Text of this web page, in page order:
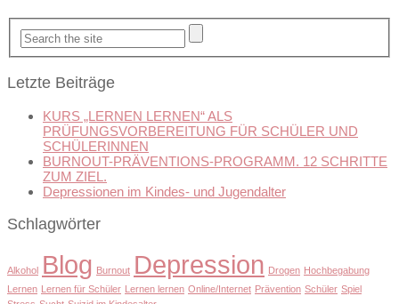
Letzte Beiträge
KURS „LERNEN LERNEN“ ALS
PRÜFUNGSVORBEREITUNG FÜR SCHÜLER UND
SCHÜLERINNEN
BURNOUT-PRÄVENTIONS-PROGRAMM. 12 SCHRITTE
ZUM ZIEL.
Depressionen im Kindes- und Jugendalter
Schlagwörter
Alkohol Blog Burnout Depression Drogen Hochbegabung
Lernen
Lernen für Schüler Lernen lernen Online/Internet Prävention Schüler Spiel